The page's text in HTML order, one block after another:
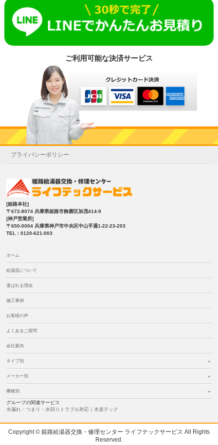
ご利用可能な決済サービス
プライバシーポリシー
[姫路本社]
〒672-8074 兵庫県姫路市飾磨区加茂414-9
[神戸営業所]
〒650-0004 兵庫県神戸市中央区中山手通1-22-23-203
TEL：0120-621-003
ホーム
給湯器について
選ばれる理由
施工事例
お客様の声
よくあるご質問
会社案内
タイプ別
メーカー別
機種別
グループの関連サービス
水漏れ・つまり・水回りトラブル対応｜水道テック
Copyright © 姫路給湯器交換・修理センター ライフテックサービス All Rights
Reserved.